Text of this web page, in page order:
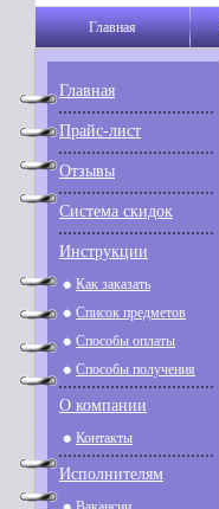
Главная
Главная
Прайс-лист
Отзывы
Система скидок
Инструкции
Как заказать
Список предметов
Способы оплаты
Способы получения
О компании
Контакты
Исполнителям